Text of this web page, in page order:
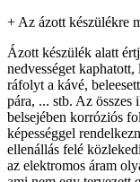
+ Az ázott készülékre
Ázott készülék alatt
nedvességet
ráfolyt a kávé,
pára, ... stb. Az összes
belsejében korróziós
képességgel
ellenállás felé
az elektromos áram